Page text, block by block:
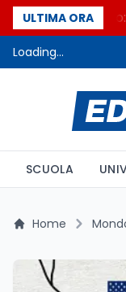
ULTIMA ORA
Consiglio di
Loading...
SCUOLA
Home